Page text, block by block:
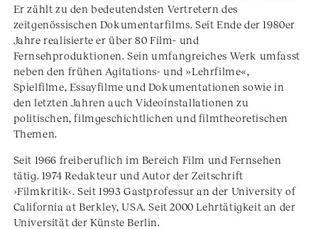
Er zählt zu den bedeutendsten Vertretern des
zeitgenössischen Dokumentarfilms. Seit Ende der 1980er
Jahre realisierte er über 80 Film- und
Fernsehproduktionen. Sein umfangreiches Werk umfasst
neben den frühen Agitations- und »Lehrfilme«,
Spielfilme, Essayfilme und Dokumentationen sowie in
den letzten Jahren auch Videoinstallationen zu
politischen, filmgeschichtlichen und filmtheoretischen
Themen.
Seit 1966 freiberuflich im Bereich Film und Fernsehen
tätig. 1974 Redakteur und Autor der Zeitschrift
›Filmkritik‹. Seit 1993 Gastprofessur an der University of
California at Berkley, USA. Seit 2000 Lehrtätigkeit an der
Universität der Künste Berlin.